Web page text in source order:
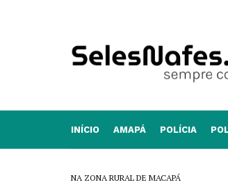
INÍCIO AMAPÁ POLÍCIA
NA ZONA RURAL DE MACAPÁ